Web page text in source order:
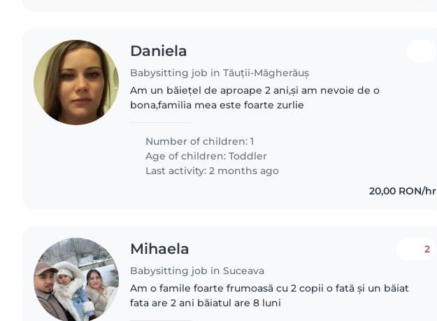
Daniela
Babysitting job in Tăuții-Măgherăuș
Am un băiețel de aproape 2 ani,și am nevoie de o
bona,familia mea este foarte zurlie
Number of children: 1
Age of children:Toddler
Last activity: 2 months ago
20,00 RON/hr
Mihaela
Babysitting job in Suceava
2
Am o famile foarte frumoasă cu 2 copii o fată și un băiat
fata are 2 ani băiatul are 8 luni